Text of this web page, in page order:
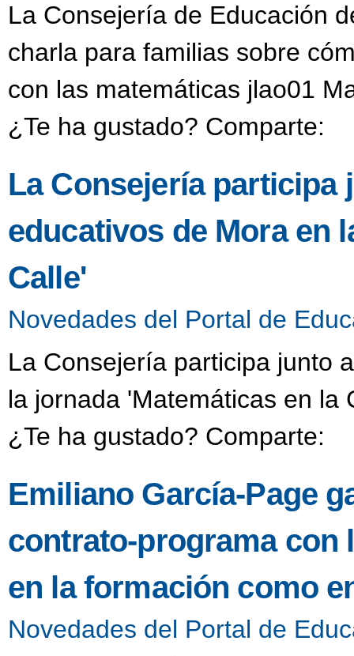
La Consejería de Educación
charla para familias sobre
con las matemáticas jlao01
¿Te ha gustado? Comparte:
La Consejería participa
educativos de Mora en
Calle'
Novedades del Portal de
La Consejería participa junto
la jornada 'Matemáticas en la
¿Te ha gustado? Comparte:
Emiliano García-Page
contrato-programa con
en la formación como
Novedades del Portal de